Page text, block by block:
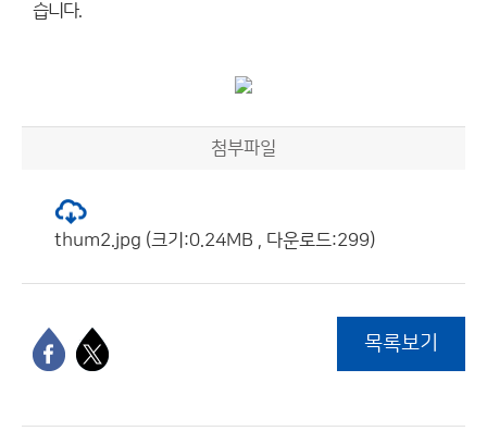
습니다.
첨부파일
thum2.jpg (크기:0.24MB , 다운로드:299)
목록보기